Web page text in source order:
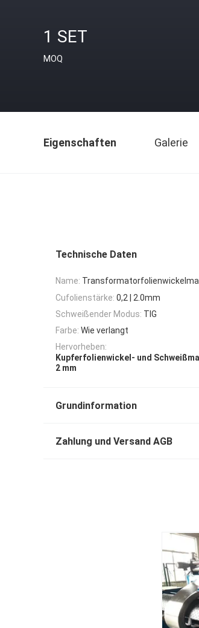
1 SET
MOQ
Eigenschaften Galerie
Technische Daten
Name:
Cufolienstärke: 0,2 | 2.0mm
Schweißender Modus: TIG
Farbe: Wie verlangt
Hervorheben:
Kupferfolienwickel- und
2 mm
Grundinformation
Zahlung und Versand AGB